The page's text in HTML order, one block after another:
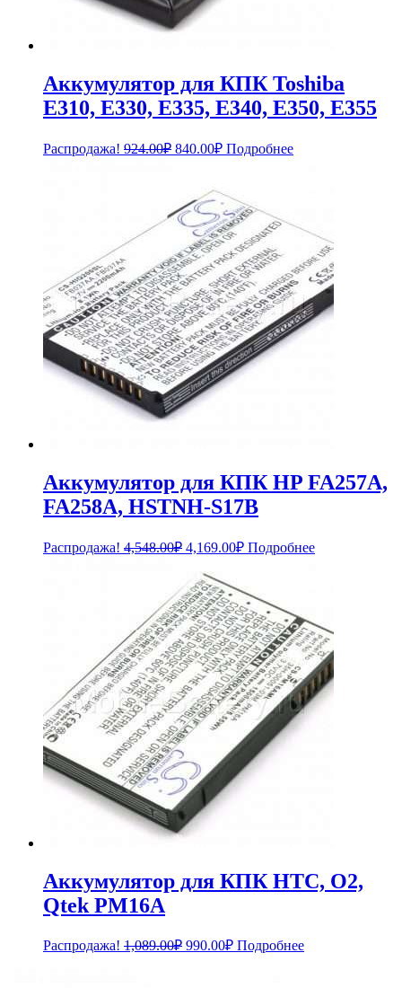
Аккумулятор для КПК Toshiba
E310, E330, E335, E340, E350, E355
Распродажа! 924.00₽ Первоначальная
924.00₽.
840.00₽Текущая
цена:
Подробнее
Аккумулятор для КПК HP FA257A,
FA258A, HSTNH-S17B
Распродажа! 4,548.00₽ Первоначальная
составляла
4,548.00₽.
4,169.00₽Текущая
цена:
Подробнее
Аккумулятор для КПК HTC, O2,
Qtek PM16A
Распродажа! 1,089.00₽ Первоначальная
990.00₽Текущая
Подробнее